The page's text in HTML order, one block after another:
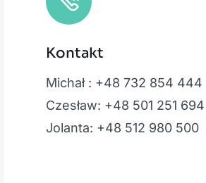
Kontakt
Michał : +48 732 854 444
Czesław: +48 501 251 694
Jolanta: +48 512 980 500